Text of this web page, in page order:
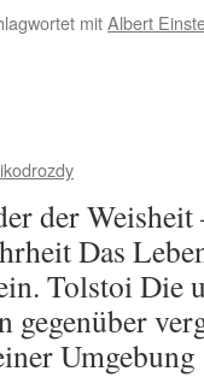
mitAlbert
der
Das
Tolstoi Die
gegenüber